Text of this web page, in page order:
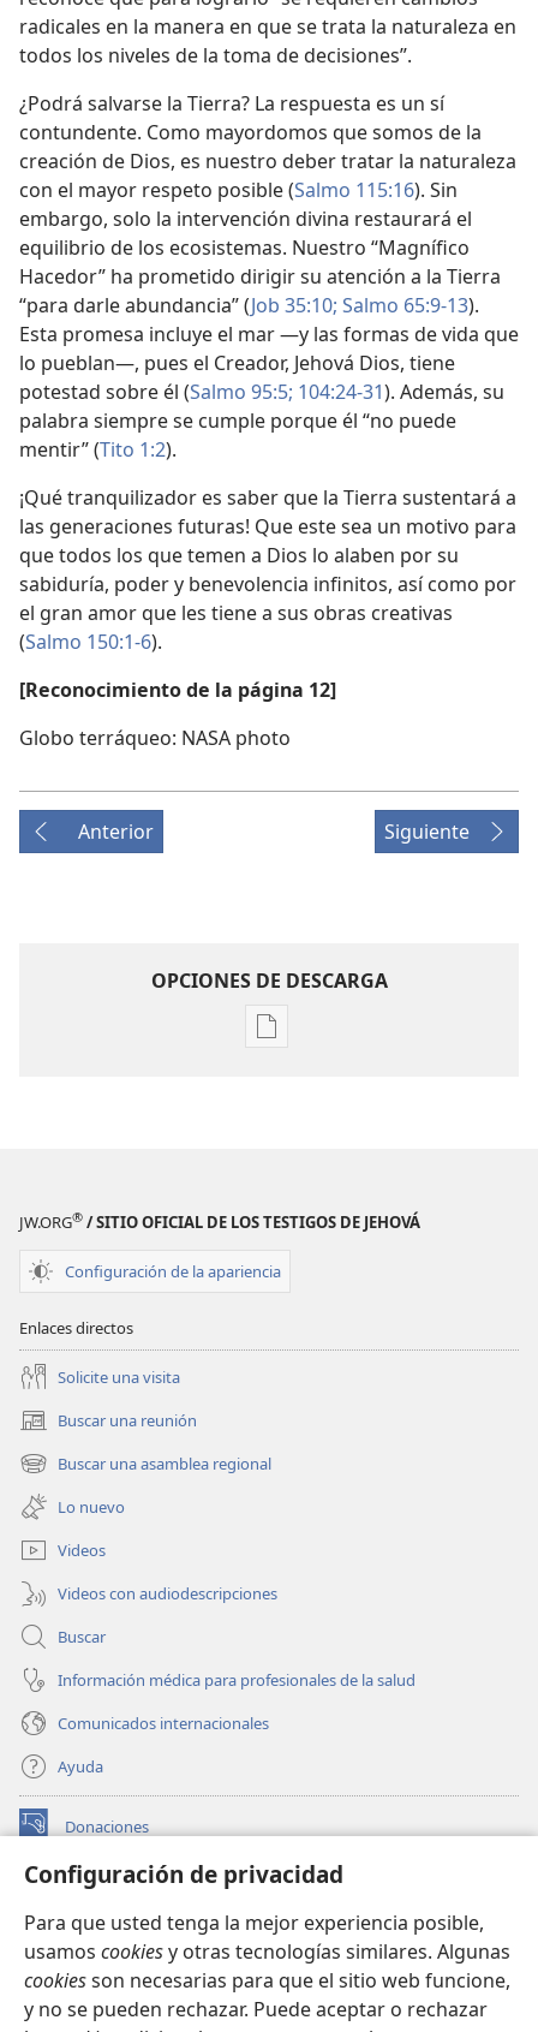
Configuración de privacidad
Para que usted tenga la mejor experiencia posible,
usamos cookiesy otras tecnologías similares. Algunas
cookiesson necesarias para que el sitio web funcione,
y no se pueden rechazar. Puede aceptar o rechazar
radicales en la manera en que se trata la naturaleza en
todos los niveles de la toma de decisiones”.
¿Podrá salvarse la Tierra? La respuesta es un sí
contundente. Como mayordomos que somos de la
creación de Dios, es nuestro deber tratar la naturaleza
con el mayor respeto posible (Salmo 115:16). Sin
embargo, solo la intervención divina restaurará el
equilibrio de los ecosistemas. Nuestro “Magnífico
Hacedor” ha prometido dirigir su atención a la Tierra
“para darle abundancia” (Job 35:10; Salmo 65:9-13).
Esta promesa incluye el mar —y las formas de vida que
lo pueblan—, pues el Creador, Jehová Dios, tiene
potestad sobre él (Salmo 95:5; 104:24-31). Además, su
palabra siempre se cumple porque él “no puede
mentir” (Tito 1:2).
¡Qué tranquilizador es saber que la Tierra sustentará a
las generaciones futuras! Que este sea un motivo para
que todos los que temen a Dios lo alaben por su
sabiduría, poder y benevolencia infinitos, así como por
el gran amor que les tiene a sus obras creativas
(Salmo 150:1-6).
[Reconocimiento de la página 12]
Globo terráqueo: NASA photo
Anterior Siguiente
OPCIONES DE DESCARGA
Opciones
Julio
JW.ORG® / SITIO OFICIAL DE LOS TESTIGOS DE JEHOVÁ
Configuración de la apariencia
Enlaces directos
Solicite una visita
Buscar una reunión
(abre
una
nueva
ventana)
Buscar una asamblea regional
(abre
una
nueva
ventana)
Lo nuevo
Videos
Videos con audiodescripciones
Buscar
Información médica para profesionales de la salud
Comunicados internacionales
Ayuda
Donaciones
(abre
nueva BIBLIOTECA EN LÍNEA Watchtower™
una
nueva
ventana)
JW Hub
(abre
una
nueva
ventana)
JW Library